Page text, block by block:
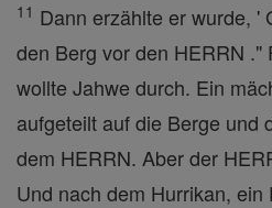
11 Dann erzählte er wurde, '
den Berg vor den HERRN ."
wollte Jahwe durch. Ein
aufgeteilt auf die Berge und
dem HERRN. Aber der
Und nach dem Hurrikan,